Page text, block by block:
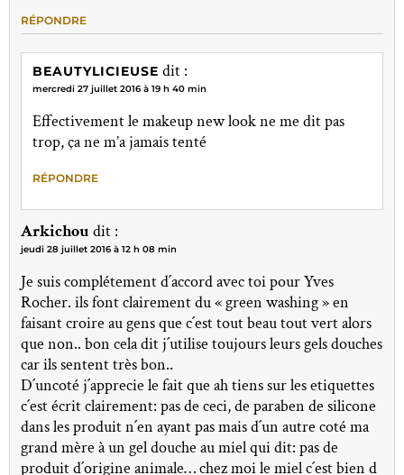
RÉPONDRE
BEAUTYLICIEUSE dit :
mercredi 27 juillet 2016 à 19 h 40 min
Effectivement le makeup new look ne me dit pas
trop, ça ne m’a jamais tenté
RÉPONDRE
Arkichou dit :
jeudi 28 juillet 2016 à 12 h 08 min
Je suis complétement d´accord avec toi pour Yves
Rocher. ils font clairement du « green washing » en
faisant croire au gens que c´est tout beau tout vert alors
que non.. bon cela dit j´utilise toujours leurs gels douches
car ils sentent très bon..
D´uncoté j´apprecie le fait que ah tiens sur les etiquettes
c´est écrit clairement: pas de ceci, de paraben de silicone
dans les produit n´en ayant pas mais d´un autre coté ma
grand mère à un gel douche au miel qui dit: pas de
produit d´origine animale… chez moi le miel c´est bien d